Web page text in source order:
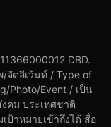
DBD.
จัดอีเว้นท์ / Type of
Photo/Event / เป็น
คม ประเทศชาติ
าหมายเข้าถึงได้ สื่อ